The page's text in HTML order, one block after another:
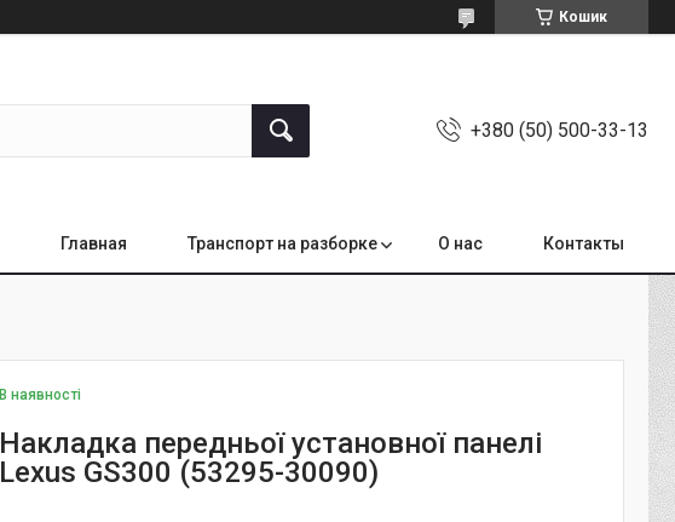
Кошик
+380 (50) 500-33-13
Главная Транспорт на разборке О нас Контакты
В наявності
Накладка передньої установної панелі
Lexus GS300 (53295-30090)